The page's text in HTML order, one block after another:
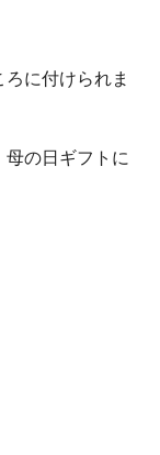
に付けられま
の日ギフトに